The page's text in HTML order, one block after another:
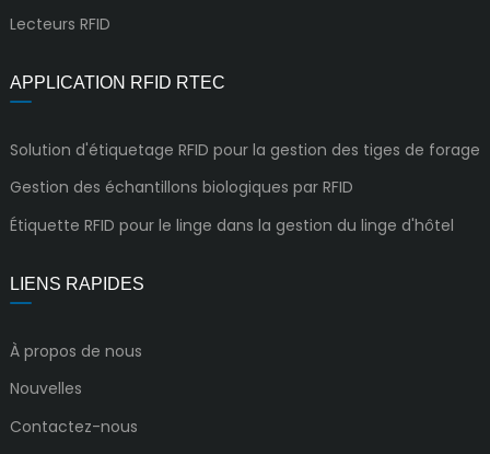
Lecteurs RFID
APPLICATION RFID RTEC
Solution d'étiquetage RFID pour la gestion des tiges de forage
Gestion des échantillons biologiques par RFID
Étiquette RFID pour le linge dans la gestion du linge d'hôtel
LIENS RAPIDES
À propos de nous
Nouvelles
Contactez-nous